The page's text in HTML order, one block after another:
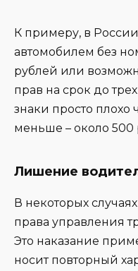
К примеру, в
автомобилем без
рублей или
прав на срок до
знаки просто плохо
меньше – около 500
Лишение
В некоторых
права управления
Это наказание
носит повторный